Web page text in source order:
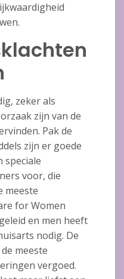
zeker als
zijn van de
Pak de
zijn er goede
speciale
voor, die
meeste
for Women
en men heeft
nodig. De
meeste
vergoed.